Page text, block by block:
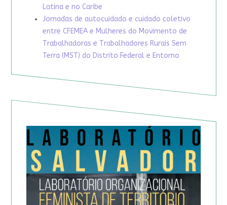
Latina e no Caribe
Jornadas de autocuidado e cuidado coletivo
entre CFEMEA e Mulheres do Movimento de
Trabalhadoras e Trabalhadores Rurais Sem
Terra (MST) do Distrito Federal e Entorno